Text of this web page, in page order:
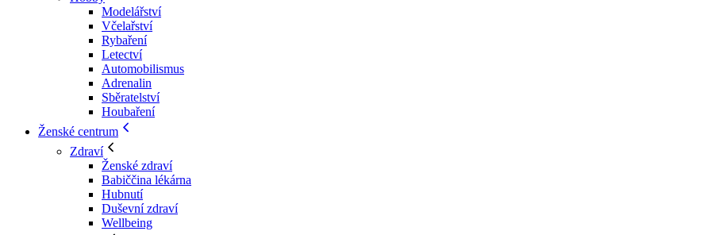
Modelářství
Včelařství
Rybaření
Letectví
Automobilismus
Adrenalin
Sběratelství
Houbaření
Ženské centrum
Zdraví
Ženské zdraví
Babiččina lékárna
Hubnutí
Duševní zdraví
Wellbeing